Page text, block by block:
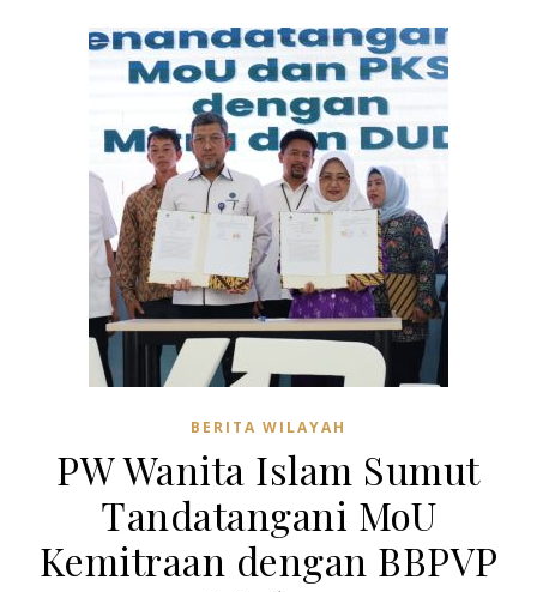
BERITA WILAYAH
PW Wanita Islam Sumut
Tandatangani MoU
Kemitraan dengan BBPVP